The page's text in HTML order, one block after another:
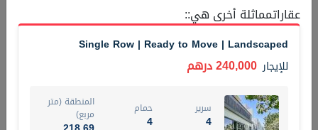
3
سرير
1
1
مربع)
المعروض
غير مفروش /ة
اسم الوسيط
NILOOFAR ABBAS VAKIL
رقم الوسيط
عقاراتمماثلة أخرى هي::
Single Row | Ready to Move | Landscaped
للإيجار 240,000 درهم
سرير
4
حمام
4
المنطقة (متر
مربع)